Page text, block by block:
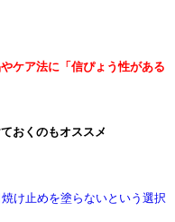
ケア法に「信ぴょう性がある
おくのもオススメ
け止めを塗らないという選択